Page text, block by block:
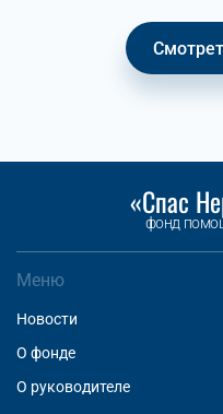
«Спас
фонд
Меню
Новости
О фонде
О руководителе